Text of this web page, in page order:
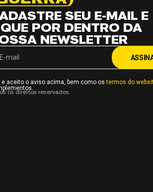
SEU E-MAIL E
POR DENTRO DA
NEWSLETTER
e aceito o aviso acima, bem como ostermos do
os direitos reservados.